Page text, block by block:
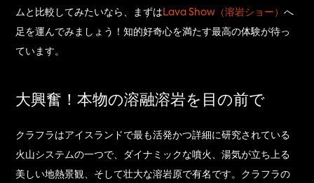
ムと比較してみたいなら、まずは Lava Show（溶岩ショー）へ
足を運んでみましょう！知的好奇心を満たす最高の体験が待っ
ています。
大興奮！本物の溶融溶岩を目の前で
クラフラはアイスランドで最も活発かつ詳細に研究されている
火山システムの一つで、ダイナミックな噴火、湯気が立ち上る
美しい地熱景観、そして壮大な溶岩原で有名です。クラフラの